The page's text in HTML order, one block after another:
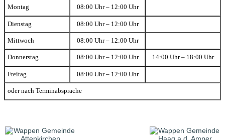
Montag 08:00 Uhr – 12:00 Uhr
Dienstag 08:00 Uhr – 12:00 Uhr
Mittwoch 08:00 Uhr – 12:00 Uhr
Donnerstag 08:00 Uhr – 12:00 Uhr 14:00 Uhr – 18:00 Uhr
Freitag 08:00 Uhr – 12:00 Uhr
oder nach Terminabsprache